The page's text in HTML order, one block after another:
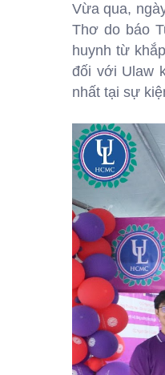
Vừa qua,
Thơ do báo
huynh từ
đối với Ulaw
nhất tại sự